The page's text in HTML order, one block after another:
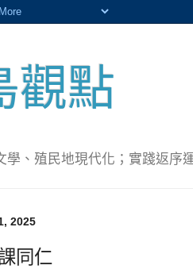
觀點
學、殖民地現代化；實踐返序
2025
同仁